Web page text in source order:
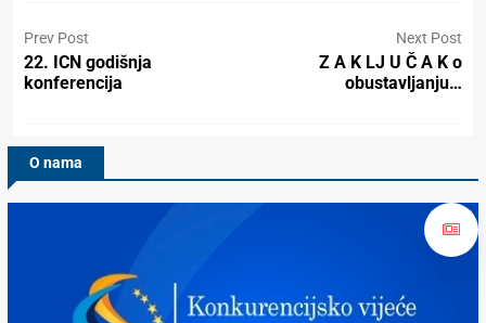
Prev Post
22. ICN godišnja
konferencija
Next Post
Z A K LJ U Č A K o
obustavljanju…
O nama